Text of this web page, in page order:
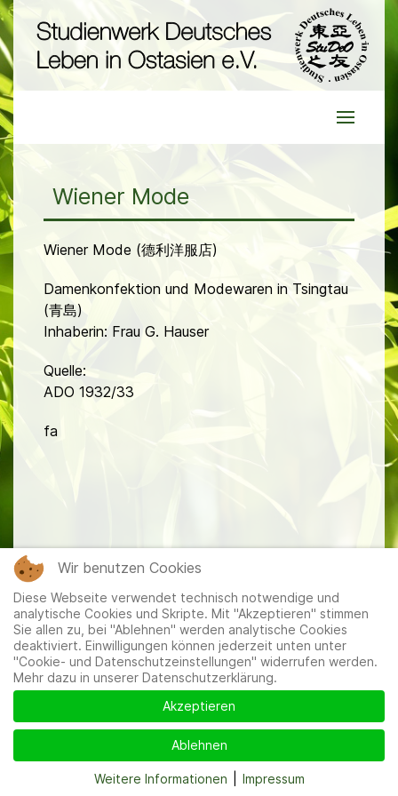
Wiener Mode
Wiener Mode (德利洋服店)
Damenkonfektion und Modewaren in Tsingtau
(青島)
Inhaberin: Frau G. Hauser
Quelle:
ADO 1932/33
fa
Mitglieder| Impressum|Datenschutzerklärung
Wir benutzen Cookies
Diese Webseite verwendet technisch notwendige und
analytische Cookies und Skripte. Mit "Akzeptieren" stimmen
Sie allen zu, bei "Ablehnen" werden analytische Cookies
deaktiviert. Einwilligungen können jederzeit unten unter
"Cookie- und Datenschutzeinstellungen" widerrufen werden.
Mehr dazu in unserer Datenschutzerklärung.
Akzeptieren
Ablehnen
Weitere Informationen Impressum